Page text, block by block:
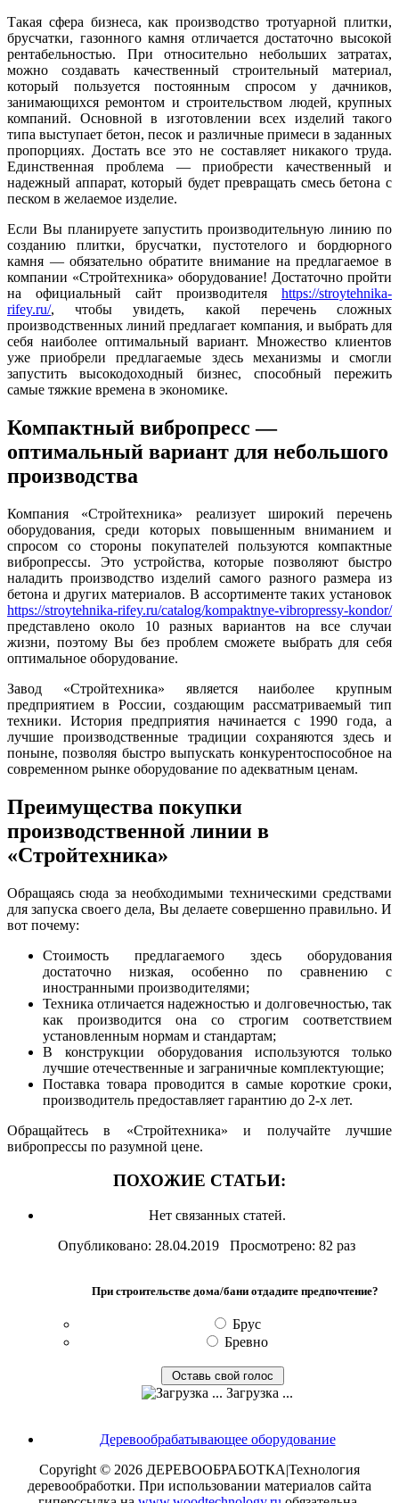
Такая сфера бизнеса, как производство тротуарной плитки,
брусчатки, газонного камня отличается достаточно высокой
рентабельностью. При относительно небольших затратах,
можно создавать качественный строительный материал,
который пользуется постоянным спросом у дачников,
занимающихся ремонтом и строительством людей, крупных
компаний. Основной в изготовлении всех изделий такого
типа выступает бетон, песок и различные примеси в заданных
пропорциях. Достать все это не составляет никакого труда.
Единственная проблема — приобрести качественный и
надежный аппарат, который будет превращать смесь бетона с
песком в желаемое изделие.
Если Вы планируете запустить производительную линию по
созданию плитки, брусчатки, пустотелого и бордюрного
камня — обязательно обратите внимание на предлагаемое в
компании «Стройтехника» оборудование! Достаточно пройти
на официальный сайт производителя https://stroytehnika-
rifey.ru/, чтобы увидеть, какой перечень сложных
производственных линий предлагает компания, и выбрать для
себя наиболее оптимальный вариант. Множество клиентов
уже приобрели предлагаемые здесь механизмы и смогли
запустить высокодоходный бизнес, способный пережить
самые тяжкие времена в экономике.
Компактный вибропресс —
оптимальный вариант для небольшого
производства
Компания «Стройтехника» реализует широкий перечень
оборудования, среди которых повышенным вниманием и
спросом со стороны покупателей пользуются компактные
вибропрессы. Это устройства, которые позволяют быстро
наладить производство изделий самого разного размера из
бетона и других материалов. В ассортименте таких установок
https://stroytehnika-rifey.ru/catalog/kompaktnye-vibropressy-kondor/
представлено около 10 разных вариантов на все случаи
жизни, поэтому Вы без проблем сможете выбрать для себя
оптимальное оборудование.
Завод «Стройтехника» является наиболее крупным
предприятием в России, создающим рассматриваемый тип
техники. История предприятия начинается с 1990 года, а
лучшие производственные традиции сохраняются здесь и
поныне, позволяя быстро выпускать конкурентоспособное на
современном рынке оборудование по адекватным ценам.
Преимущества покупки
производственной линии в
«Стройтехника»
Обращаясь сюда за необходимыми техническими средствами
для запуска своего дела, Вы делаете совершенно правильно. И
вот почему:
Стоимость предлагаемого здесь оборудования
достаточно низкая, особенно по сравнению с
иностранными производителями;
Техника отличается надежностью и долговечностью, так
как производится она со строгим соответствием
установленным нормам и стандартам;
В конструкции оборудования используются только
лучшие отечественные и заграничные комплектующие;
Поставка товара проводится в самые короткие сроки,
производитель предоставляет гарантию до 2-х лет.
Обращайтесь в «Стройтехника» и получайте лучшие
вибропрессы по разумной цене.
ПОХОЖИЕ СТАТЬИ:
Нет связанных статей.
Опубликовано: 28.04.2019 Просмотрено: 82 раз
При строительстве дома/бани отдадите предпочтение?
Брус
Бревно
Загрузка ...
Деревообрабатывающее оборудование
Copyright © 2026 ДЕРЕВООБРАБОТКА|Технология
деревообработки. При использовании материалов сайта